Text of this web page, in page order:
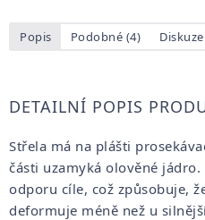
Popis Podobné (4) Diskuze
DETAILNÍ POPIS
Střela má na plášti
části uzamyká olověné
odporu cíle, což způsobuje,
deformuje méně než u